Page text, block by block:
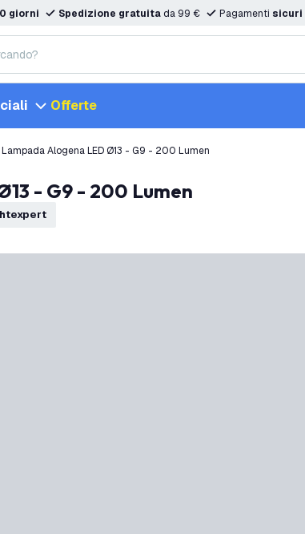
giorni Spedizione gratuita da 99 € Pagamenti sicuri
Offerte
Alogena LED Ø13 - G9 - 200 Lumen
- G9 - 200 Lumen